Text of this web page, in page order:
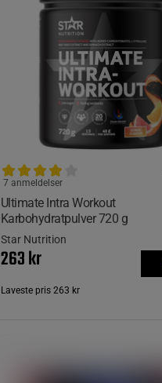
Ultimate Intra Workout
Karbohydratpulver 720 g
7 anmeldelser
Star Nutrition
263 kr
Laveste pris 263 kr